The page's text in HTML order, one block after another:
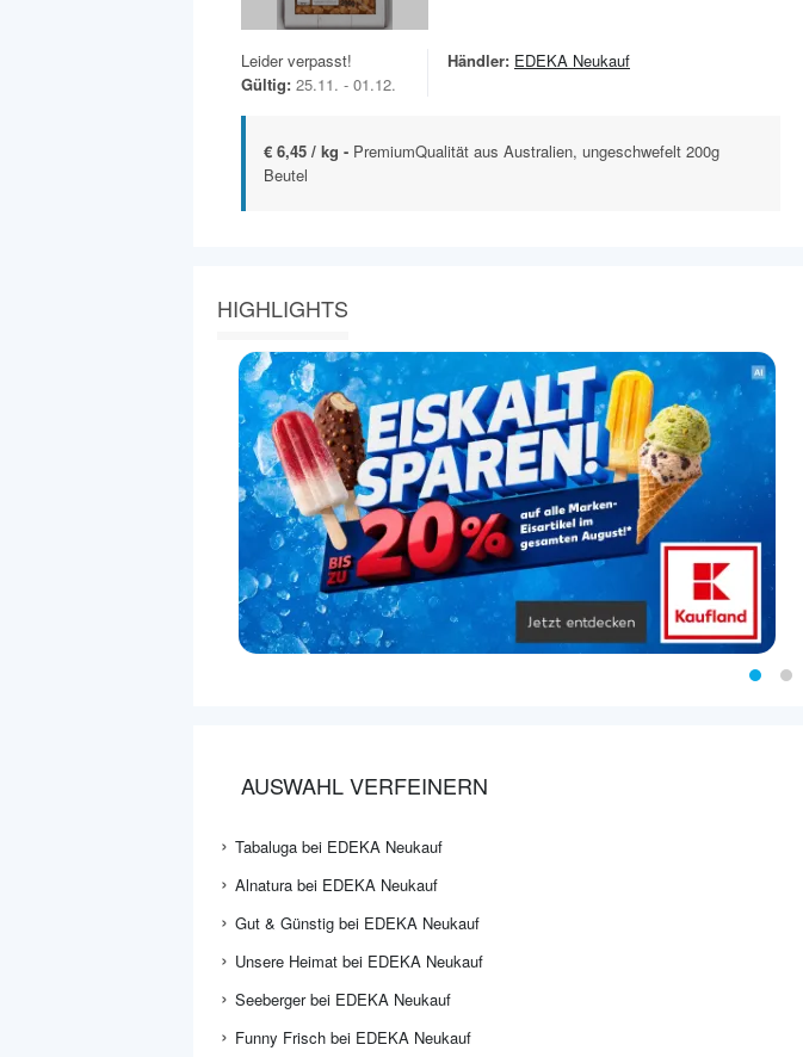
Leider verpasst!
Gültig: 25.11. - 01.12.
Händler: EDEKA Neukauf
€ 6,45 / kg - PremiumQualität aus Australien, ungeschwefelt 200g
Beutel
HIGHLIGHTS
AUSWAHL VERFEINERN
Tabaluga bei EDEKA Neukauf
Alnatura bei EDEKA Neukauf
Gut & Günstig bei EDEKA Neukauf
Unsere Heimat bei EDEKA Neukauf
Seeberger bei EDEKA Neukauf
Funny Frisch bei EDEKA Neukauf